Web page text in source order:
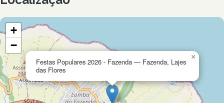
Festas Populares 2026 - Fazenda — Fazenda, Lajes
das Flores
×
+
−